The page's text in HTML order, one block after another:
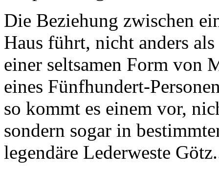
Die Beziehung zwischen
Haus führt, nicht anders
einer seltsamen Form von
eines Fünfhundert-
so kommt es einem vor,
sondern sogar in
legen­däre Lederweste